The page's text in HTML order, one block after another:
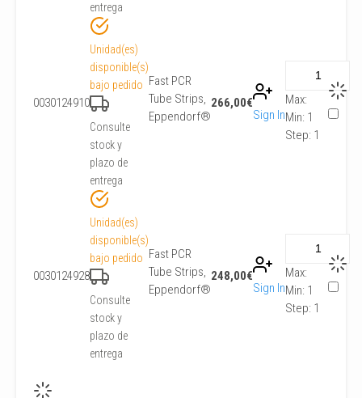
entrega
0030124910
Unidad(es)
disponible(s)
bajo pedido
Consulte
stock y
plazo de
entrega
Fast PCR
Tube Strips,
Eppendorf®
266,00€
Sign In
Max:
Min: 1
Step: 1
0030124928
Unidad(es)
disponible(s)
bajo pedido
Consulte
stock y
plazo de
entrega
Fast PCR
Tube Strips,
Eppendorf®
248,00€
Sign In
Max:
Min: 1
Step: 1